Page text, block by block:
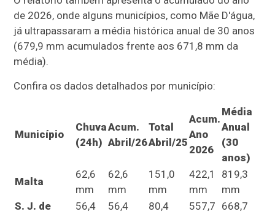
de 2026, onde alguns municípios, como Mãe D'água,
já ultrapassaram a média histórica anual de 30 anos
(679,9 mm acumulados frente aos 671,8 mm da
média).
Confira os dados detalhados por município:
Município
Chuva
(24h)
Acum.
Abril/26
Total
Abril/25
Acum.
Ano
2026
Média
Anual
(30
anos)
Malta
62,6
mm
62,6
mm
151,0
mm
422,1
mm
819,3
mm
S. J. de
56,4
56,4
80,4
557,7 668,7